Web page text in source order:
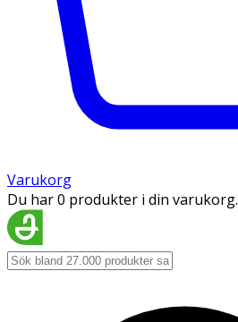
Varukorg
Du har 0 produkter i din varukorg.